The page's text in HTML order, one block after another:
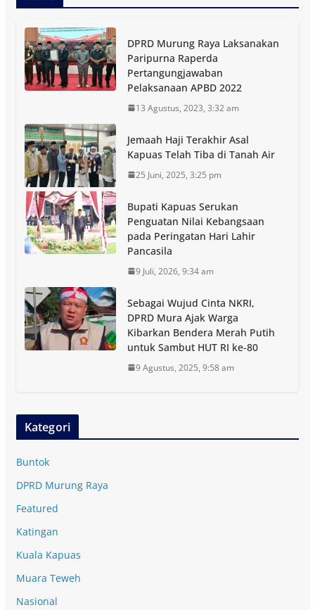
DPRD Murung Raya Laksanakan
Paripurna Raperda
Pertangungjawaban
Pelaksanaan APBD 2022
13 Agustus, 2023, 3:32 am
Jemaah Haji Terakhir Asal
Kapuas Telah Tiba di Tanah Air
25 Juni, 2025, 3:25 pm
Bupati Kapuas Serukan
Penguatan Nilai Kebangsaan
pada Peringatan Hari Lahir
Pancasila
9 Juli, 2026, 9:34 am
Sebagai Wujud Cinta NKRI,
DPRD Mura Ajak Warga
Kibarkan Bendera Merah Putih
untuk Sambut HUT RI ke-80
9 Agustus, 2025, 9:58 am
Kategori
Buntok
DPRD Murung Raya
Featured
Katingan
Kuala Kapuas
Muara Teweh
Nasional